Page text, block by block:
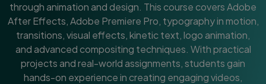
through animation and design. This course covers Adobe
After Effects, Adobe Premiere Pro, typography in motion,
transitions, visual effects, kinetic text, logo animation,
and advanced compositing techniques. With practical
projects and real-world assignments, students gain
hands-on experience in creating engaging videos,